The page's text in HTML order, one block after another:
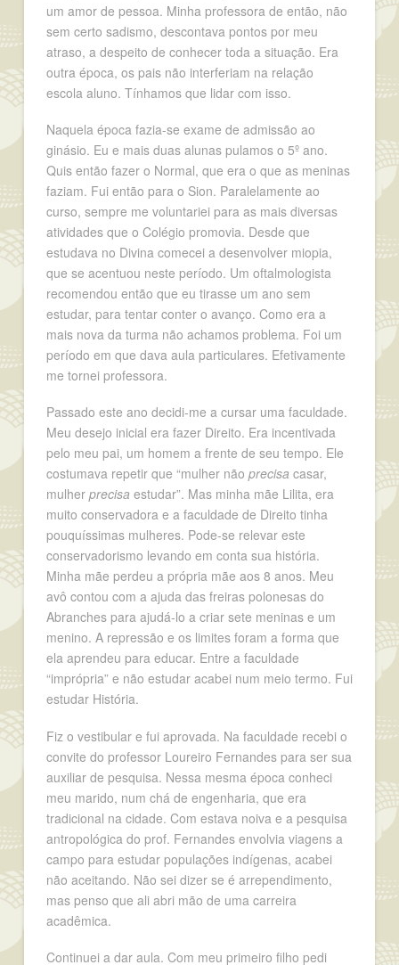
um amor de pessoa. Minha professora de então, não
sem certo sadismo, descontava pontos por meu
atraso, a despeito de conhecer toda a situação. Era
outra época, os pais não interferiam na relação
escola aluno. Tínhamos que lidar com isso.
Naquela época fazia-se exame de admissão ao
ginásio. Eu e mais duas alunas pulamos o 5º ano.
Quis então fazer o Normal, que era o que as meninas
faziam. Fui então para o Sion. Paralelamente ao
curso, sempre me voluntariei para as mais diversas
atividades que o Colégio promovia. Desde que
estudava no Divina comecei a desenvolver miopia,
que se acentuou neste período. Um oftalmologista
recomendou então que eu tirasse um ano sem
estudar, para tentar conter o avanço. Como era a
mais nova da turma não achamos problema. Foi um
período em que dava aula particulares. Efetivamente
me tornei professora.
Passado este ano decidi-me a cursar uma faculdade.
Meu desejo inicial era fazer Direito. Era incentivada
pelo meu pai, um homem a frente de seu tempo. Ele
costumava repetir que “mulher não precisa casar,
mulher precisa estudar”. Mas minha mãe Lilita, era
muito conservadora e a faculdade de Direito tinha
pouquíssimas mulheres. Pode-se relevar este
conservadorismo levando em conta sua história.
Minha mãe perdeu a própria mãe aos 8 anos. Meu
avô contou com a ajuda das freiras polonesas do
Abranches para ajudá-lo a criar sete meninas e um
menino. A repressão e os limites foram a forma que
ela aprendeu para educar. Entre a faculdade
“imprópria” e não estudar acabei num meio termo. Fui
estudar História.
Fiz o vestibular e fui aprovada. Na faculdade recebi o
convite do professor Loureiro Fernandes para ser sua
auxiliar de pesquisa. Nessa mesma época conheci
meu marido, num chá de engenharia, que era
tradicional na cidade. Com estava noiva e a pesquisa
antropológica do prof. Fernandes envolvia viagens a
campo para estudar populações indígenas, acabei
não aceitando. Não sei dizer se é arrependimento,
mas penso que ali abri mão de uma carreira
acadêmica.
Continuei a dar aula. Com meu primeiro filho pedi